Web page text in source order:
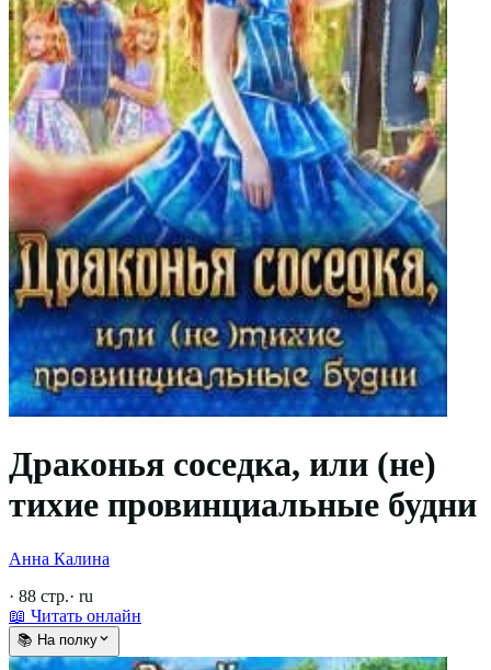
Драконья соседка, или (не)
тихие провинциальные будни
Анна Калина
· 88 стр.· ru
📖 Читать онлайн
📚 На полку